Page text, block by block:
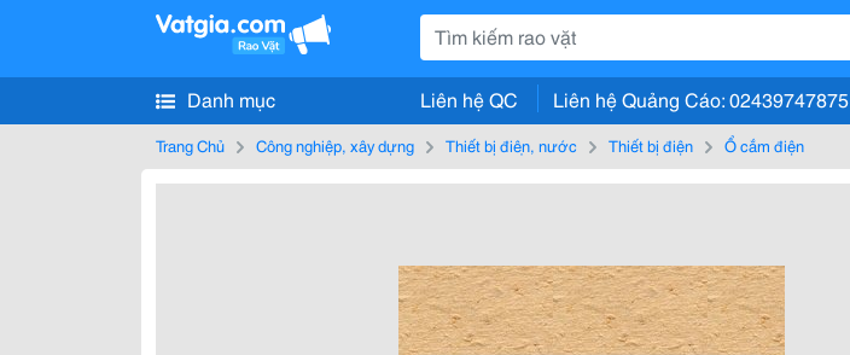
Danh mục Liên hệ QC Liên hệ Quảng Cáo: 02439747875
Trang Chủ Công nghiệp, xây dựng Thiết bị điện, nước Thiết bị điện Ổ cắm điện